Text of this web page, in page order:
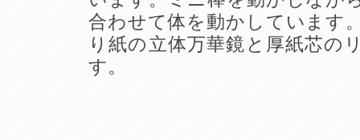
合わせて体を動かしています
り紙の立体万華鏡と厚紙芯の
す。